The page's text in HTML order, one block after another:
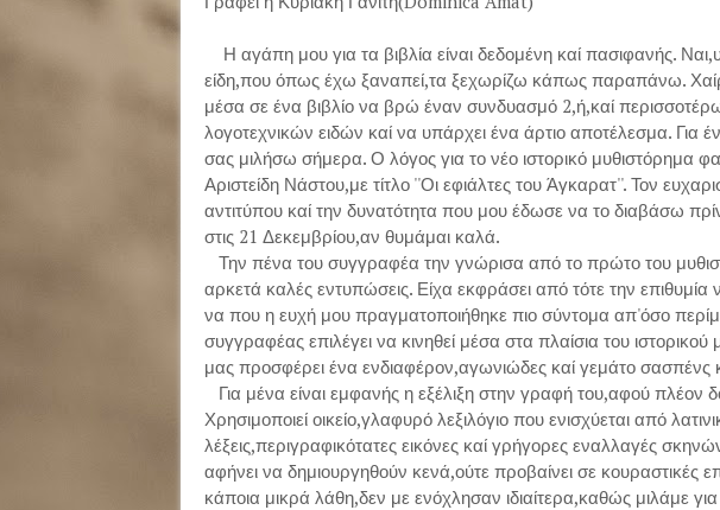
Η αγάπη μου για τα βιβλία είναι δεδομένη καί πασιφανής.
είδη,που όπως έχω ξαναπεί,τα ξεχωρίζω κάπως παραπάνω.
μέσα σε ένα βιβλίο να βρώ έναν συνδυασμό 2,ή,καί
λογοτεχνικών ειδών καί να υπάρχει ένα άρτιο αποτέλεσμα. Για
σας μιλήσω σήμερα. Ο λόγος για το νέο ιστορικό μυθιστόρημα
Αριστείδη Νάστου,με τίτλο ''Οι εφιάλτες του Άγκαρατ''. Τον
αντιτύπου καί την δυνατότητα που μου έδωσε να το διαβάσω
στις 21 Δεκεμβρίου,αν θυμάμαι καλά.
Την πένα του συγγραφέα την γνώρισα από το πρώτο του
αρκετά καλές εντυπώσεις. Είχα εκφράσει από τότε την
να που η ευχή μου πραγματοποιήθηκε πιο σύντομα απ'όσο
συγγραφέας επιλέγει να κινηθεί μέσα στα πλαίσια του
μας προσφέρει ένα ενδιαφέρον,αγωνιώδες καί γεμάτο σασπένς
Για μένα είναι εμφανής η εξέλιξη στην γραφή του,αφού πλέον
Χρησιμοποιεί οικείο,γλαφυρό λεξιλόγιο που ενισχύεται από
λέξεις,περιγραφικότατες εικόνες καί γρήγορες εναλλαγές
αφήνει να δημιουργηθούν κενά,ούτε προβαίνει σε κουραστικές
κάποια μικρά λάθη,δεν με ενόχλησαν ιδιαίτερα,καθώς μιλάμε